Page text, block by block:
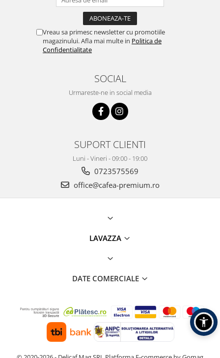
Vreau sa primesc newsletter cu promotiile
magazinului. Afla mai multe in Politica de
Confidentialitate
SOCIAL
Urmareste-ne in social media
SUPORT CLIENTI
Luni - Vineri - 09:00 - 19:00
0723575569
office@cafea-premium.ro
LAVAZZA
DATE COMERCIALE